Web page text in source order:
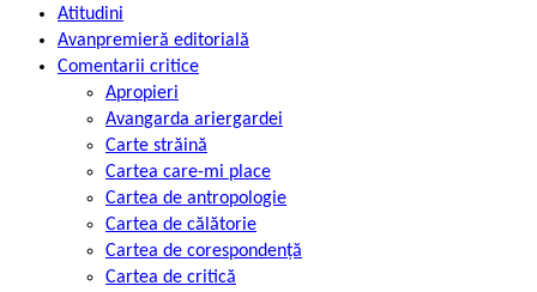
Atitudini
Avanpremieră editorială
Comentarii critice
Apropieri
Avangarda ariergardei
Carte străină
Cartea care-mi place
Cartea de antropologie
Cartea de călătorie
Cartea de corespondență
Cartea de critică